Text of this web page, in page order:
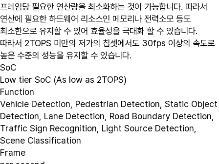
프레임당 필요한 연산량을 최소화하는 것이 가능합니다. 따라서
연산에 필요한 하드웨어 리소스인 메모리나 전력소모 등도
최소한으로 유지할 수 있어 효율성을 극대화 할 수 있습니다.
따라서 2TOPS 미만의 저가의 칩셋에서도 30fps 이상의 속도로
높은 수준의 성능을 유지할 수 있습니다.
SoC
Low tier SoC (As low as 2TOPS)
Function
Vehicle Detection, Pedestrian Detection, Static Object
Detection, Lane Detection, Road Boundary Detection,
Traffic Sign Recognition, Light Source Detection,
Scene Classification
Frame